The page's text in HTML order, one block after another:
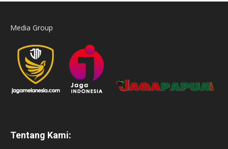
Media Group
Tentang Kami: